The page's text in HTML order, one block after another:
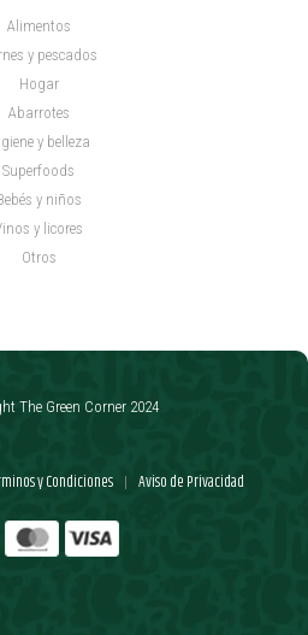
Alimentos
y pescados
Hogar
Abarrotes
y belleza
Superfoods
y niños
y licores
Otros
y Condiciones | Aviso de Privacidad
The Green Corner 2024